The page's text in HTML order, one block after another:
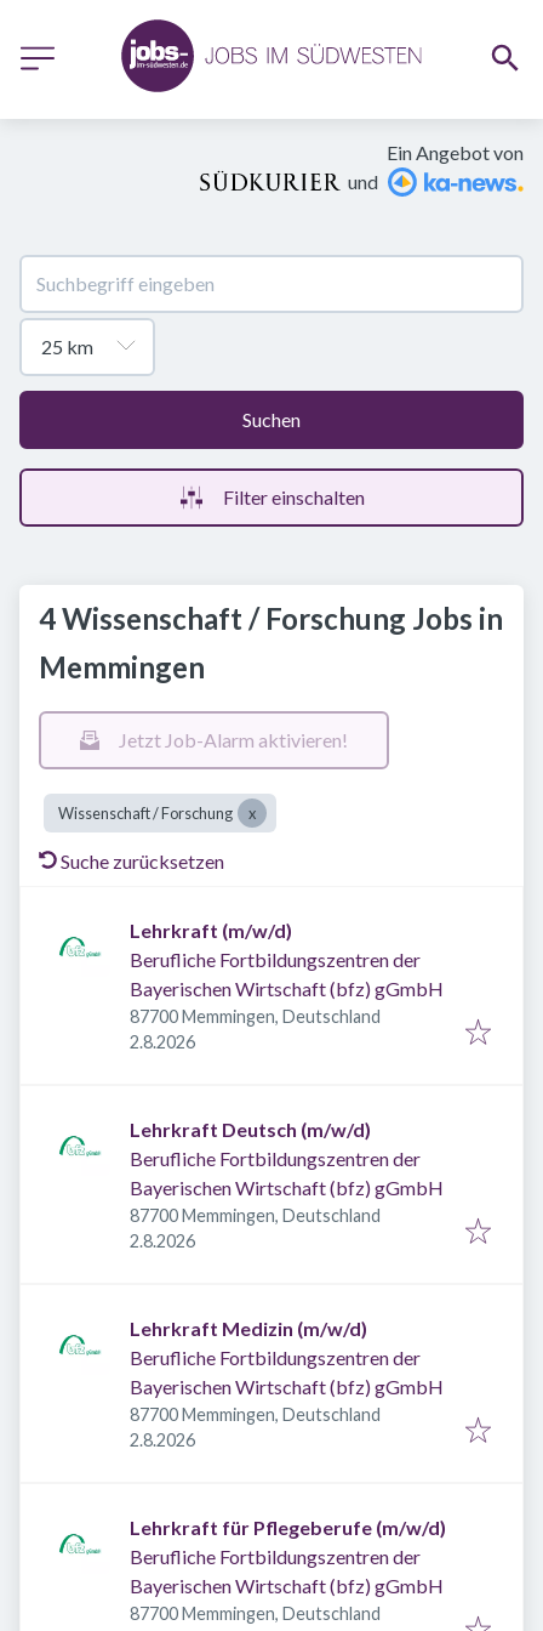
Ein Angebot von
und
Suchen
Filter einschalten
4 Wissenschaft / Forschung Jobs in
Memmingen
Jetzt Job-Alarm aktivieren!
Wissenschaft / Forschung
Suche zurücksetzen
Lehrkraft (m/w/d)
Berufliche Fortbildungszentren der
Bayerischen Wirtschaft (bfz) gGmbH
87700 Memmingen, Deutschland
Veröffentlicht
2.8.2026
Lehrkraft Deutsch (m/w/d)
Berufliche Fortbildungszentren der
Bayerischen Wirtschaft (bfz) gGmbH
87700 Memmingen, Deutschland
Veröffentlicht
2.8.2026
Lehrkraft Medizin (m/w/d)
Berufliche Fortbildungszentren der
Bayerischen Wirtschaft (bfz) gGmbH
87700 Memmingen, Deutschland
Veröffentlicht
2.8.2026
Lehrkraft für Pflegeberufe (m/w/d)
Berufliche Fortbildungszentren der
Bayerischen Wirtschaft (bfz) gGmbH
87700 Memmingen, Deutschland